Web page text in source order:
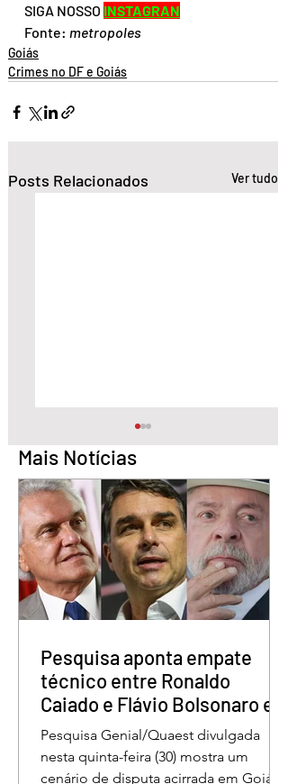
SIGA NOSSO INSTAGRAN
Fonte: metropoles
Goiás
Crimes no DF e Goiás
Posts Relacionados Ver tudo
Pesquisa aponta Daniel
Vilela na liderança da
disputa pelo Governo
de Goiás
Mais Notícias
Pesquisa aponta empate
técnico entre Ronaldo
Caiado e Flávio Bolsonaro em
Goiás
Pesquisa Genial/Quaest divulgada
nesta quinta-feira (30) mostra um
cenário de disputa acirrada em Goiás